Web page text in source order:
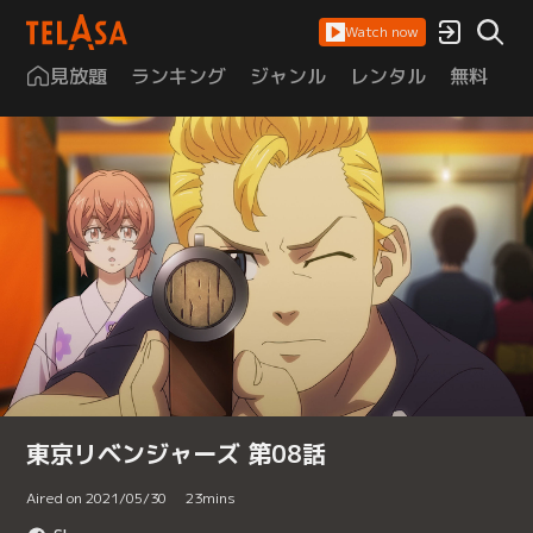
Watch now
見放題 ランキング ジャンル レンタル 無料
東京リベンジャーズ 第08話
Aired on 2021/05/30 23mins